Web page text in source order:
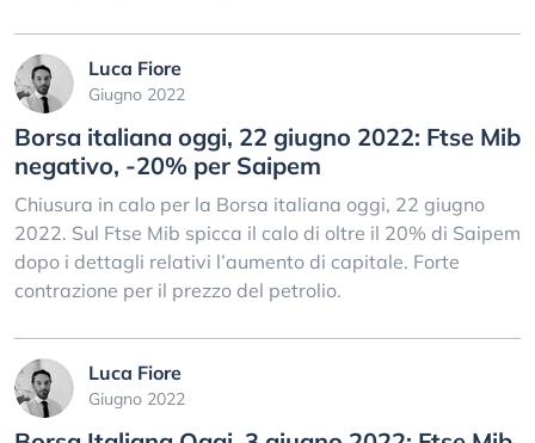
Luca Fiore
Giugno 2022
Borsa italiana oggi, 22 giugno 2022: Ftse Mib
negativo, -20% per Saipem
Chiusura in calo per la Borsa italiana oggi, 22 giugno
2022. Sul Ftse Mib spicca il calo di oltre il 20% di Saipem
dopo i dettagli relativi l’aumento di capitale. Forte
contrazione per il prezzo del petrolio.
Luca Fiore
Giugno 2022